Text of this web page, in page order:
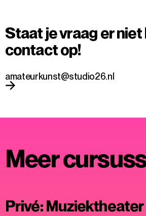
Staat je vraag er niet
contact op!
amateurkunst@studio26.nl
Meer
Privé: Muziektheater